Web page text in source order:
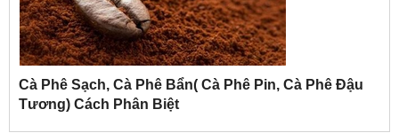
Cà Phê Sạch, Cà Phê Bẩn( Cà Phê Pin, Cà Phê Đậu
Tương) Cách Phân Biệt